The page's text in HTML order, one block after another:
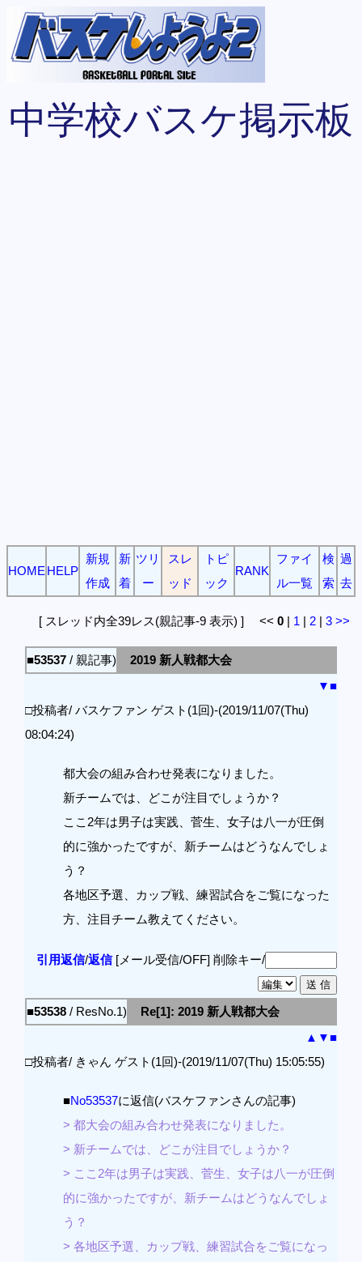
中学校バスケ掲示板
HOME HELP
新規
作成
新
着
ツリ
ー
スレ
ッド
トピ
ック
RANK
ファイ
ル一覧
検
索
過
去
[ スレッド内全39レス(親記事-9 表示) ] << 0 | 1 | 2 | 3 >>
■53537 / 親記事)
2019 新人戦都大会
▼■
□投稿者/ バスケファン ゲスト(1回)-(2019/11/07(Thu)
08:04:24)
都大会の組み合わせ発表になりました。
新チームでは、どこが注目でしょうか？
ここ2年は男子は実践、菅生、女子は八一が圧倒
的に強かったですが、新チームはどうなんでしょ
う？
各地区予選、カップ戦、練習試合をご覧になった
方、注目チーム教えてください。
引用返信/返信[メール受信/OFF] 削除キー/
■53538 / ResNo.1)
Re[1]: 2019 新人戦都大会
▲ ▼■
□投稿者/ きゃん ゲスト(1回)-(2019/11/07(Thu) 15:05:55)
■No53537に返信(バスケファンさんの記事)
> 都大会の組み合わせ発表になりました。
> 新チームでは、どこが注目でしょうか？
> ここ2年は男子は実践、菅生、女子は八一が圧倒
的に強かったですが、新チームはどうなんでしょ
う？
> 各地区予選、カップ戦、練習試合をご覧になっ